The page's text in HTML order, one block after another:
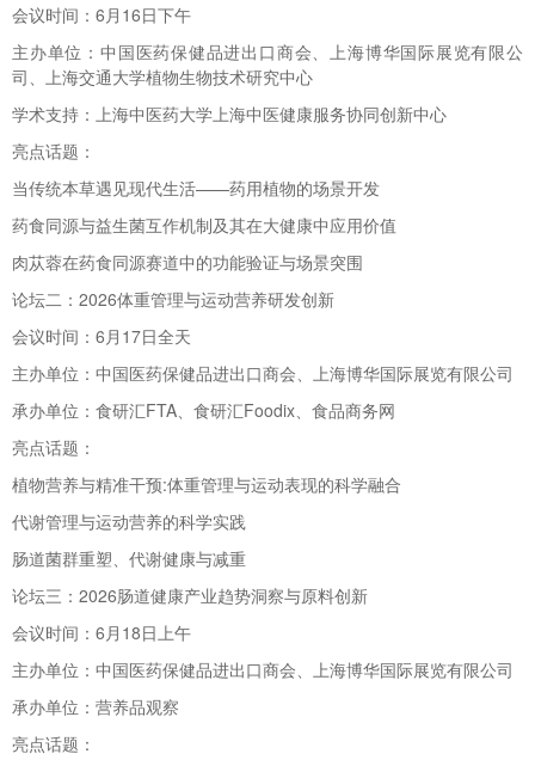
会议时间：6月16日下午
主办单位：中国医药保健品进出口商会、上海博华国际展览有限公
司、上海交通大学植物生物技术研究中心
学术支持：上海中医药大学上海中医健康服务协同创新中心
亮点话题：
当传统本草遇见现代生活——药用植物的场景开发
药食同源与益生菌互作机制及其在大健康中应用价值
肉苁蓉在药食同源赛道中的功能验证与场景突围
论坛二：2026体重管理与运动营养研发创新
会议时间：6月17日全天
主办单位：中国医药保健品进出口商会、上海博华国际展览有限公司
承办单位：食研汇FTA、食研汇Foodix、食品商务网
亮点话题：
植物营养与精准干预:体重管理与运动表现的科学融合
代谢管理与运动营养的科学实践
肠道菌群重塑、代谢健康与减重
论坛三：2026肠道健康产业趋势洞察与原料创新
会议时间：6月18日上午
主办单位：中国医药保健品进出口商会、上海博华国际展览有限公司
承办单位：营养品观察
亮点话题：